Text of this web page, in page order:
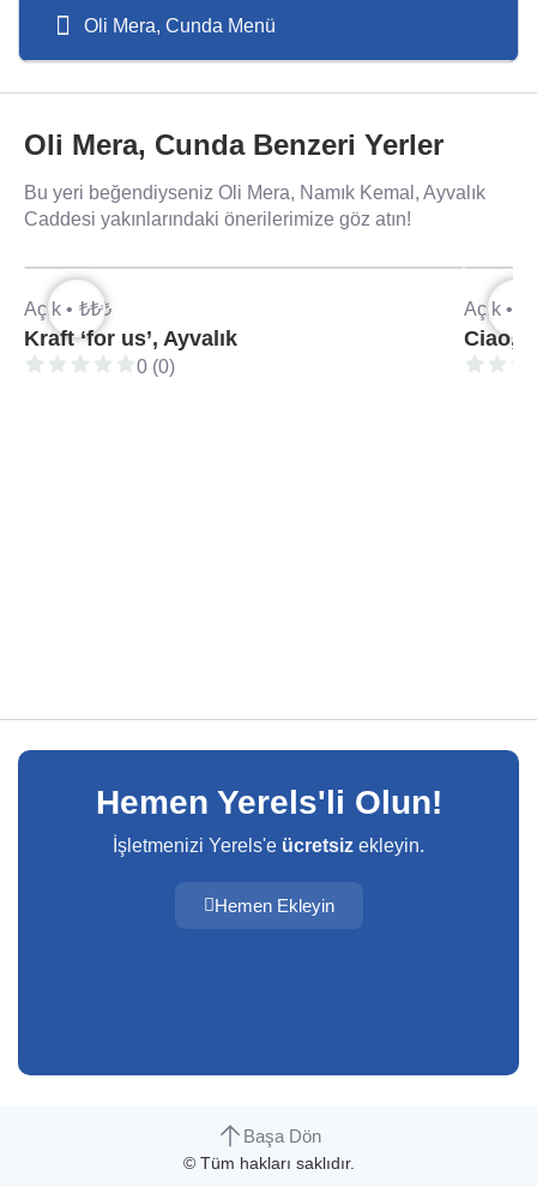
Oli Mera, Cunda Menü
Oli Mera, Cunda Benzeri Yerler
Bu yeri beğendiyseniz Oli Mera, Namık Kemal, Ayvalık
Caddesi yakınlarındaki önerilerimize göz atın!
Açık • ₺₺₺
Kraft ‘for us’, Ayvalık
0 (0)
Açık •
Ciao,
Hemen Yerels'li Olun!
İşletmenizi Yerels'e ücretsiz ekleyin.
Hemen Ekleyin
Başa Dön
© Tüm hakları saklıdır.